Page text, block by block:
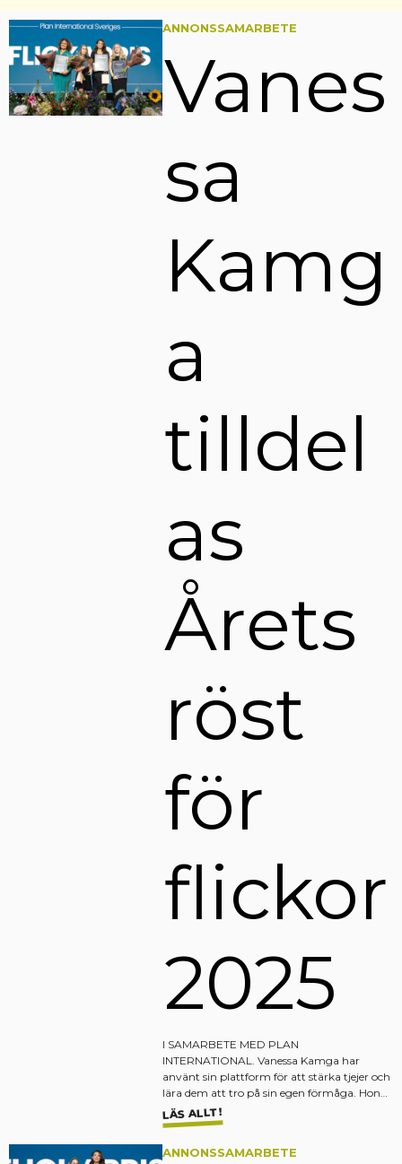
ANNONSSAMARBETE
Vanes
sa
Kamg
a
tilldel
as
Årets
röst
för
flickor
2025
I SAMARBETE MED PLAN
INTERNATIONAL. Vanessa Kamga har
använt sin plattform för att stärka tjejer och
lära dem att tro på sin egen förmåga. Hon…
LÄS ALLT!
ANNONSSAMARBETE